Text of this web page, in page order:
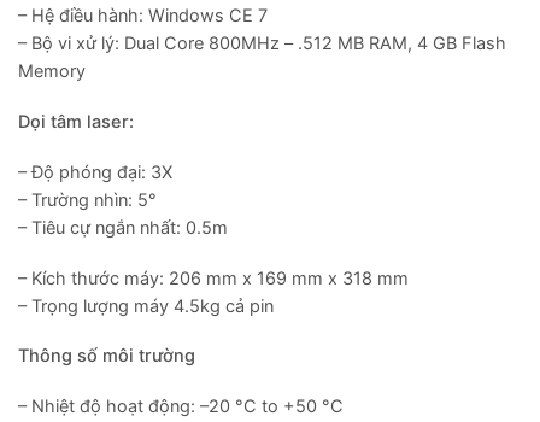
– Hệ điều hành: Windows CE 7
– Bộ vi xử lý: Dual Core 800MHz – .512 MB RAM, 4 GB Flash
Memory
Dọi tâm laser:
– Độ phóng đại: 3X
– Trường nhìn: 5°
– Tiêu cự ngắn nhất: 0.5m
– Kích thước máy: 206 mm x 169 mm x 318 mm
– Trọng lượng máy 4.5kg cả pin
Thông số môi trường
– Nhiệt độ hoạt động: –20 °C to +50 °C